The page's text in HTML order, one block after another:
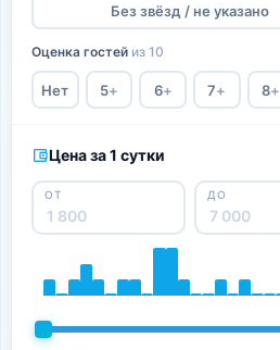
Без звёзд / не указано
Оценка гостей из 10
Нет 5+ 6+ 7+ 8+
Цена за 1 сутки
ОТ ДО